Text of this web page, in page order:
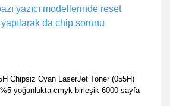
yazıcı modellerinde reset
yapılarak da chip sorunu
Chipsiz Cyan LaserJet Toner (055H)
yoğunlukta cmyk birleşik 6000 sayfa